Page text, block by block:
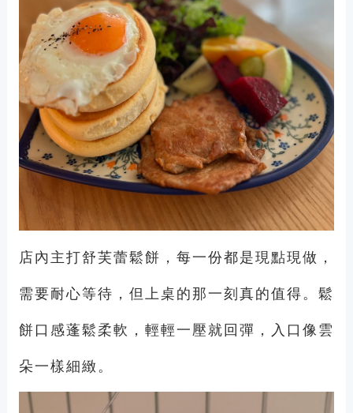
店內主打舒芙蕾鬆餅，每一份都是現點現做，
需要耐心等待，但上桌的那一刻真的值得。鬆
餅口感蓬鬆柔軟，輕輕一壓就回彈，入口像雲
朵一樣細緻。